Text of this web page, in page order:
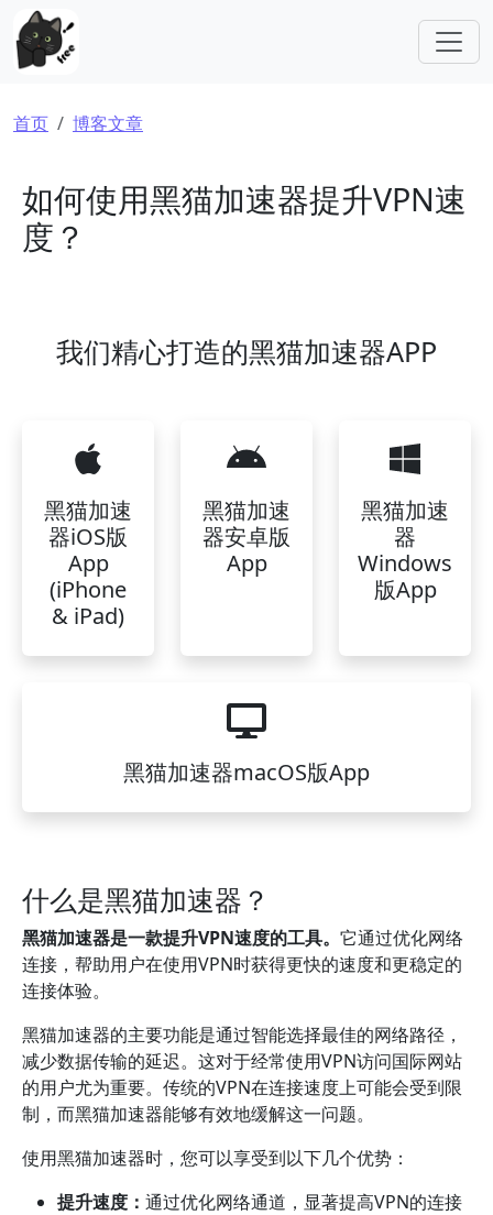
跳转到主要内容
面包屑
首页 博客文章
如何使用黑猫加速器提升VPN速
度？
我们精心打造的黑猫加速器APP
黑猫加速
器iOS版
App
(iPhone
& iPad)
黑猫加速
器安卓版
App
黑猫加速
器
Windows
版App
黑猫加速器macOS版App
什么是黑猫加速器？
黑猫加速器是一款提升VPN速度的工具。 它通过优化网络
连接，帮助用户在使用VPN时获得更快的速度和更稳定的
连接体验。
黑猫加速器的主要功能是通过智能选择最佳的网络路径，
减少数据传输的延迟。这对于经常使用VPN访问国际网站
的用户尤为重要。传统的VPN在连接速度上可能会受到限
制，而黑猫加速器能够有效地缓解这一问题。
使用黑猫加速器时，您可以享受到以下几个优势：
提升速度： 通过优化网络通道，显著提高VPN的连接